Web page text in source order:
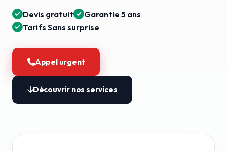
Devis gratuit
Garantie 5 ans
Tarifs Sans surprise
Appel urgent
Découvrir nos services